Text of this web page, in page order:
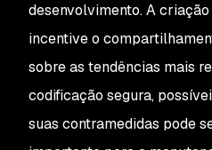
desenvolvimento. A
incentive o
sobre as tendências mais
codificação segura,
suas contramedidas pode